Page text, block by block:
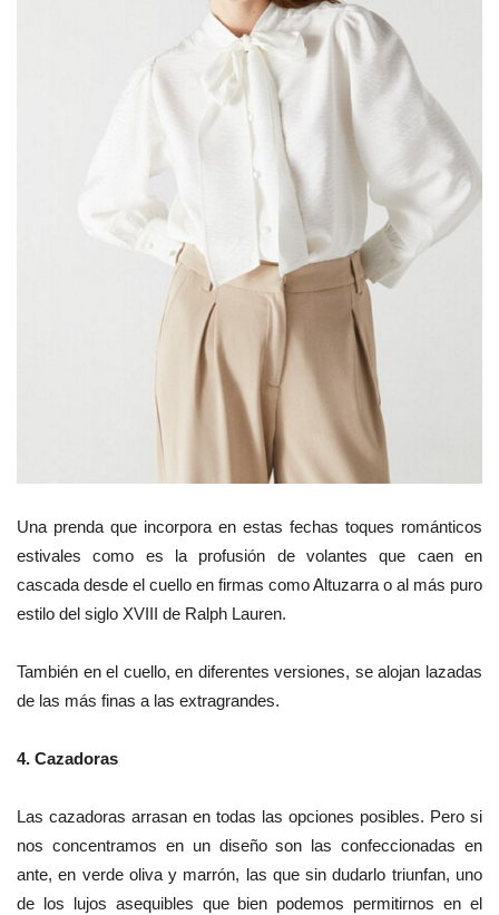
Una prenda que incorpora en estas fechas toques románticos
estivales como es la profusión de volantes que caen en
cascada desde el cuello en firmas como Altuzarra o al más puro
estilo del siglo XVIII de Ralph Lauren.
También en el cuello, en diferentes versiones, se alojan lazadas
de las más finas a las extragrandes.
4. Cazadoras
Las cazadoras arrasan en todas las opciones posibles. Pero si
nos concentramos en un diseño son las confeccionadas en
ante, en verde oliva y marrón, las que sin dudarlo triunfan, uno
de los lujos asequibles que bien podemos permitirnos en el